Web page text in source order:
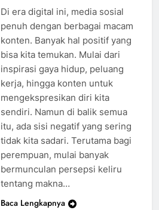
Di era digital ini, media sosial
penuh dengan berbagai macam
konten. Banyak hal positif yang
bisa kita temukan. Mulai dari
inspirasi gaya hidup, peluang
kerja, hingga konten untuk
mengekspresikan diri kita
sendiri. Namun di balik semua
itu, ada sisi negatif yang sering
tidak kita sadari. Terutama bagi
perempuan, mulai banyak
bermunculan persepsi keliru
tentang makna…
Baca Lengkapnya